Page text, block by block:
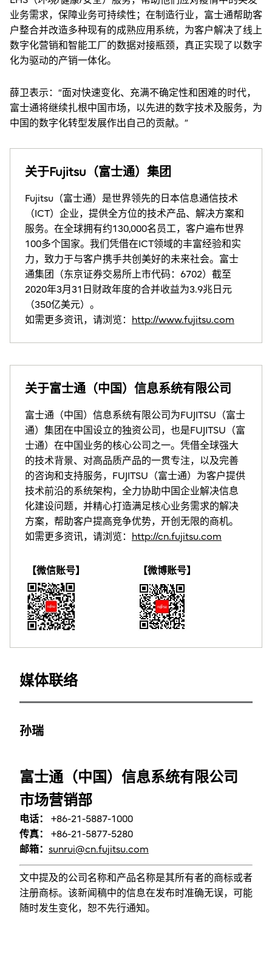
业务需求，保障业务可持续性；在制造行业，富士通帮助客
户整合并改造多种现有的成熟应用系统，为客户解决了线上
数字化营销和智能工厂的数据对接瓶颈，真正实现了以数字
化为驱动的产销一体化。
薛卫表示：“面对快速变化、充满不确定性和困难的时代，
富士通将继续扎根中国市场，以先进的数字技术及服务，为
中国的数字化转型发展作出自己的贡献。”
关于Fujitsu（富士通）集团
Fujitsu（富士通）是世界领先的日本信息通信技术
（ICT）企业，提供全方位的技术产品、解决方案和
服务。在全球拥有约130,000名员工，客户遍布世界
100多个国家。我们凭借在ICT领域的丰富经验和实
力，致力于与客户携手共创美好的未来社会。富士
通集团（东京证券交易所上市代码：6702）截至
2020年3月31日财政年度的合并收益为3.9兆日元
（350亿美元）。
如需更多资讯，请浏览：
http://www.fujitsu.com
关于富士通（中国）信息系统有限公司
富士通（中国）信息系统有限公司为FUJITSU（富士
通）集团在中国设立的独资公司，也是FUJITSU（富
士通）在中国业务的核心公司之一。凭借全球强大
的技术背景、对高品质产品的一贯专注，以及完善
的咨询和支持服务，FUJITSU（富士通）为客户提供
技术前沿的系统架构，全力协助中国企业解决信息
化建设问题，并精心打造满足核心业务需求的解决
方案，帮助客户提高竞争优势，开创无限的商机。
如需更多资讯，请浏览：
http://cn.fujitsu.com
【微信账号】 【微博账号】
媒体联络
孙瑞
富士通（中国）信息系统有限公司
市场营销部
电话：
+86-21-5887-1000
传真：
+86-21-5877-5280
邮箱： sunrui@cn.fujitsu.com
文中提及的公司名称和产品名称是其所有者的商标或者
注册商标。该新闻稿中的信息在发布时准确无误，可能
随时发生变化，恕不先行通知。